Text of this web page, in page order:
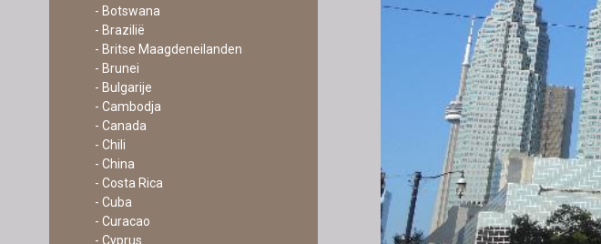
- Botswana
- Brazilië
- Britse Maagdeneilanden
- Brunei
- Bulgarije
- Cambodja
- Canada
- Chili
- China
- Costa Rica
- Cuba
- Curacao
- Cyprus